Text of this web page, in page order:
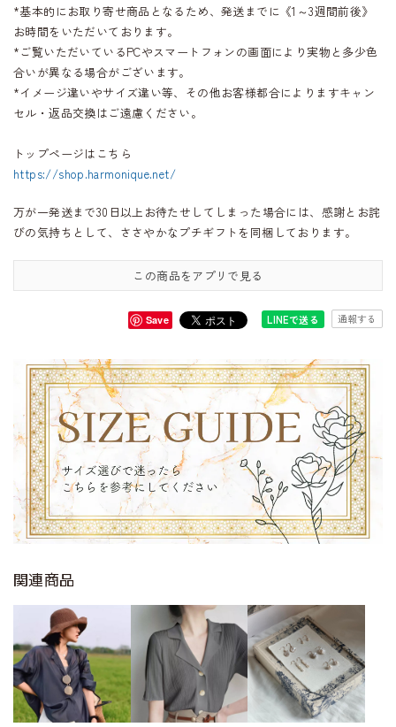
*基本的にお取り寄せ商品となるため、発送までに《1～3週間前後》
お時間をいただいております。
*ご覧いただいているPCやスマートフォンの画面により実物と多少色
合いが異なる場合がございます。
*イメージ違いやサイズ違い等、その他お客様都合によりますキャン
セル・返品交換はご遠慮ください。
トップページはこちら
https://shop.harmonique.net/
万が一発送まで30日以上お待たせしてしまった場合には、感謝とお詫
びの気持ちとして、ささやかなプチギフトを同梱しております。
この商品をアプリで見る
Save LINEで送る 通報する
関連商品